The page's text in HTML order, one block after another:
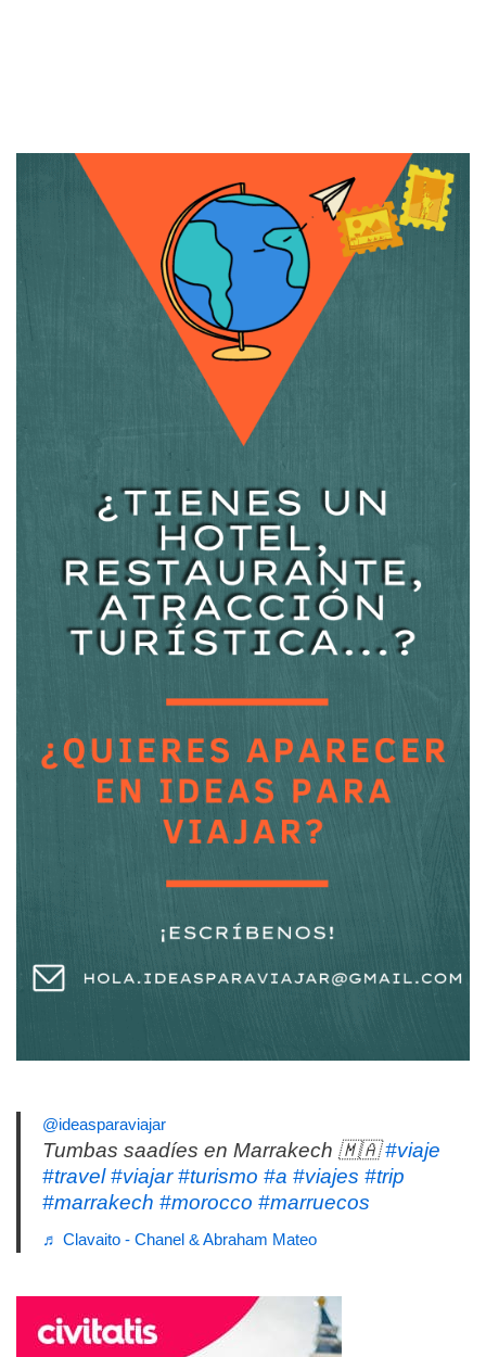
@ideasparaviajar
Tumbas saadíes en Marrakech 🇲🇦#viaje
#travel #viajar #turismo #a #viajes #trip
#marrakech #morocco #marruecos
♬ Clavaito - Chanel & Abraham Mateo